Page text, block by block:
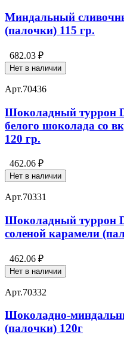
Миндальный
(палочки) 115 гр.
682.03 ₽
Нет в наличии
Арт.70436
Шоколадный туррон
белого шоколада со
120 гр.
462.06 ₽
Нет в наличии
Арт.70331
Шоколадный туррон
соленой карамели
462.06 ₽
Нет в наличии
Арт.70332
Шоколадно-
(палочки) 120г